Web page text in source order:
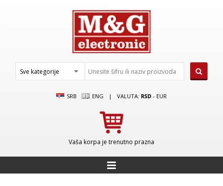
SRB ENG | VALUTA: RSD - EUR
Vaša korpa je trenutno prazna